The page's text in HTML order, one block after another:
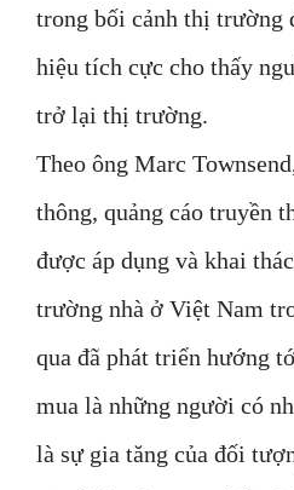
trong bối cảnh thị trường
hiệu tích cực cho thấy
trở lại thị trường.
Theo ông Marc
thông, quảng cáo truyền
được áp dụng và khai
trường nhà ở Việt Nam
qua đã phát triển hướng
mua là những người có
là sự gia tăng của đối